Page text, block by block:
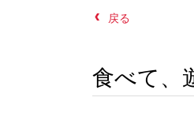
戻る
食べて、